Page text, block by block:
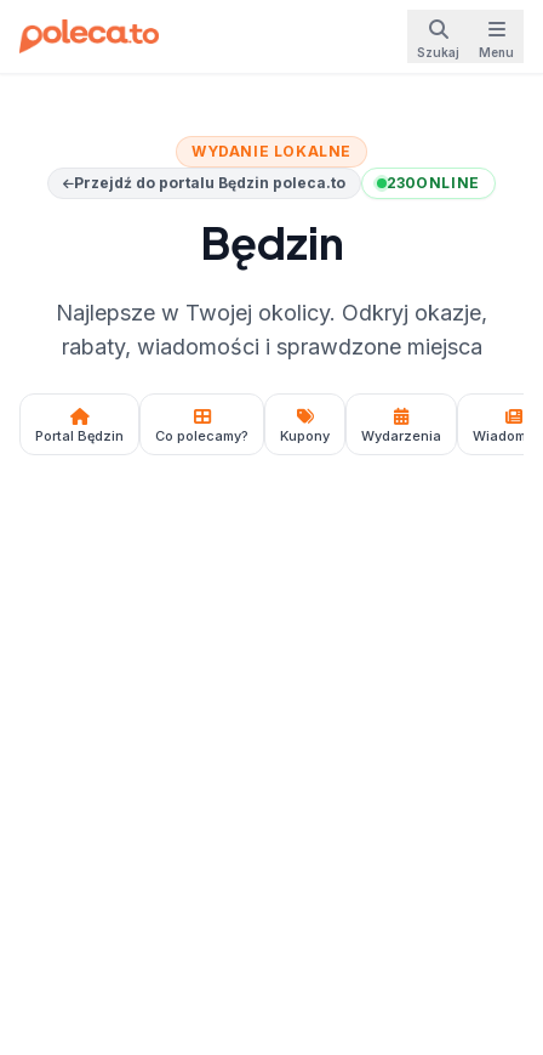
Szukaj Menu
WYDANIE LOKALNE
Przejdź do portalu Będzin poleca.to
230ONLINE
Będzin
Najlepsze w Twojej okolicy. Odkryj okazje,
rabaty, wiadomości i sprawdzone miejsca
Portal Będzin Co polecamy? Kupony Wydarzenia